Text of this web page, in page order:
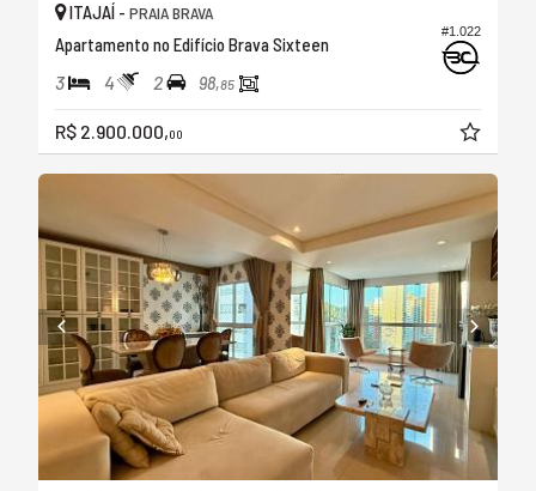
#1.022
ITAJAÍ - PRAIA BRAVA
Apartamento no Edifício Brava Sixteen
3 4 2 98,85
R$ 2.900.000,00